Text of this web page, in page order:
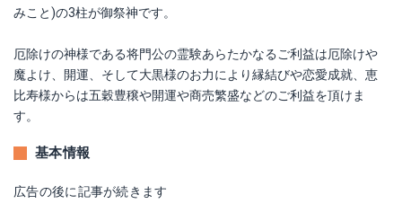
みこと)の3柱が御祭神です。
厄除けの神様である将門公の霊験あらたかなるご利益は厄除けや
魔よけ、開運、そして大黒様のお力により縁結びや恋愛成就、恵
比寿様からは五穀豊穣や開運や商売繁盛などのご利益を頂けま
す。
基本情報
広告の後に記事が続きます